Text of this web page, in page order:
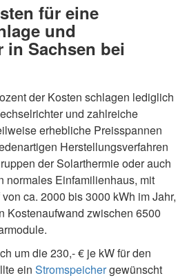
für eine
und
in Sachsen bei
der Kosten schlagen lediglich
und zahlreiche
erhebliche Preisspannen
Herstellungsverfahren
der Solarthermie oder auch
normales Einfamilienhaus, mit
ca. 2000 bis 3000 kWh im Jahr,
Kostenaufwand zwischen 6500
um die 230,- € je kW für den
ein Stromspeichergewünscht